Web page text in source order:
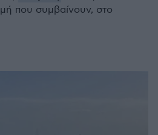
που συμβαίνουν, στο